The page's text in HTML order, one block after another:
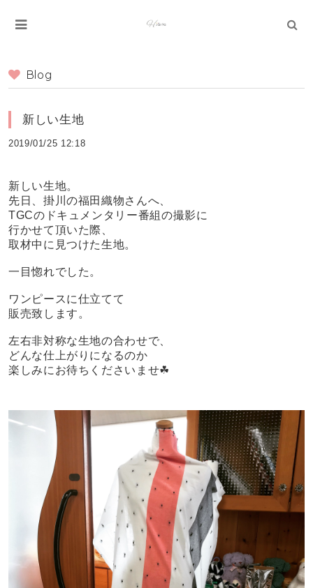
Blog
新しい生地
2019/01/25 12:18
新しい生地。
先日、掛川の福田織物さんへ、
TGCのドキュメンタリー番組の撮影に
行かせて頂いた際、
取材中に見つけた生地。
一目惚れでした。
ワンピースに仕立てて
販売致します。
左右非対称な生地の合わせで、
どんな仕上がりになるのか
楽しみにお待ちくださいませ☘